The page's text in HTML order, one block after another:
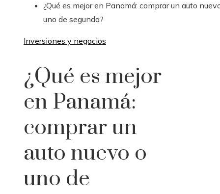
¿Qué es mejor en Panamá: comprar un auto
uno de segunda?
Inversiones y negocios
¿Qué es mejor
en Panamá:
comprar un
auto nuevo o
uno de